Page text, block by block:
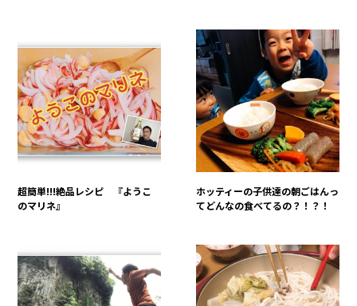
超簡単!!!絶品レシピ 『ようこ
のマリネ』
ホッティーの子供達の朝ごはんっ
てどんなの食べてるの？！？！